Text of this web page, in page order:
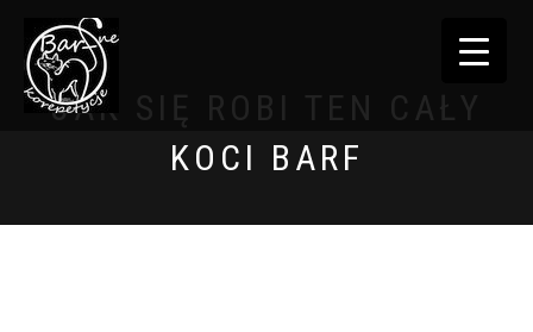
TOGGLE
JAK SIĘ ROBI TEN CAŁY
KOCI BARF